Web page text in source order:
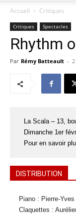
Accueil Critiques
Critiques Spectacles
Rhythm
Par Rémy Batteault -
La Scala – 13,
Dimanche 1er
Pour en savoir
DISTRIBUTION
Piano : Pierre-
Claquettes :